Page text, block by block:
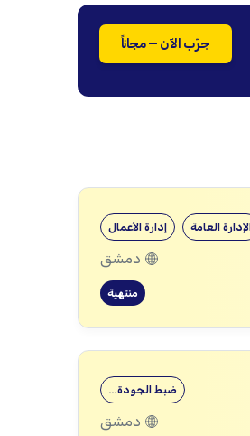
جرّب الآن — مجاناً
إدارة الأعمال الإدارة العامة
دمشق
منتهية
ضبط الجودة…
دمشق